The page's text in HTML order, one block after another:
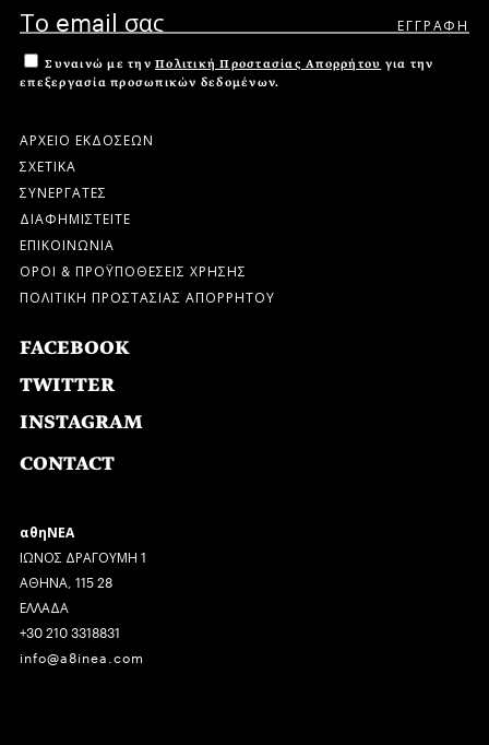
Συναινώ με την Πολιτική Προστασίας Απορρήτου για την
επεξεργασία προσωπικών δεδομένων.
ΑΡΧΕΙΟ ΕΚΔΟΣΕΩΝ
ΣΧΕΤΙΚΑ
ΣΥΝΕΡΓΑΤΕΣ
ΔΙΑΦΗΜΙΣΤΕΙΤΕ
ΕΠΙΚΟΙΝΩΝΙΑ
ΟΡΟΙ & ΠΡΟΫΠΟΘΕΣΕΙΣ ΧΡΗΣΗΣ
ΠΟΛΙΤΙΚΗ ΠΡΟΣΤΑΣΙΑΣ ΑΠΟΡΡΗΤΟΥ
FACEBOOK
TWITTER
INSTAGRAM
CONTACT
αθηΝΕΑ
ΙΩΝΟΣ ΔΡΑΓΟΥΜΗ 1
ΑΘΗΝΑ, 115 28
ΕΛΛΑΔΑ
+30 210 3318831
info@a8inea.com